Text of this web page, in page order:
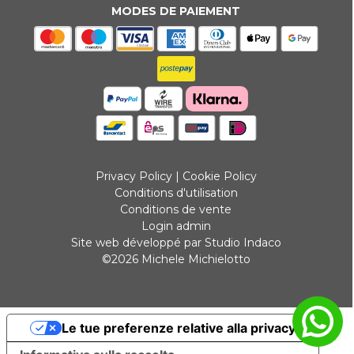
MODES DE PAIEMENT
Privacy Policy| Cookie Policy
Conditions d'utilisation
Conditions de vente
Login admin
Site web développé par Studio Indaco
©2026 Michele Michielotto
Le tue preferenze relative alla privacy